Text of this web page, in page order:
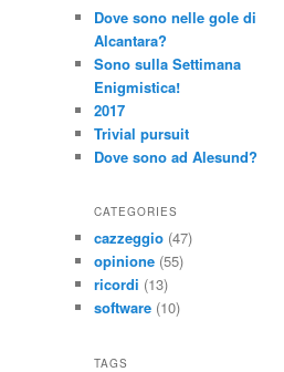
Dove sono nelle gole di
Alcantara?
Sono sulla Settimana
Enigmistica!
2017
Trivial pursuit
Dove sono ad Alesund?
CATEGORIES
cazzeggio (47)
opinione (55)
ricordi (13)
software (10)
TAGS